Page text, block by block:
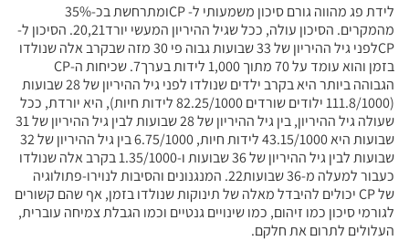
לידת פג מהווה גורם סיכון משמעותי ל- CPומתרחשת בכ-35%
מהמקרים. הסיכון עולה, ככל שגיל ההיריון המעשי יורד20,21. הסיכון ל-
CPלפני גיל ההיריון של 33 שבועות גבוה פי 30 מזה שבקרב אלה שנולדו
בזמן והוא עומד על 70 מתוך 1,000 לידות בערך7. שכיחות ה-CP
הגבוהה ביותר היא בקרב ילדים שנולדו לפני גיל ההיריון של 28 שבועות
(111.8/1000 ילודים שורדים 82.25/1000 לידות חיות), היא יורדת, ככל
שעולה גיל ההיריון, בין גיל ההיריון של 28 שבועות לבין גיל ההיריון של 31
שבועות היא 43.15/1000 לידות חיות, 6.75/1000 בין גיל ההיריון של 32
שבועות לבין גיל ההיריון של 36 שבועות ו-1.35/1000 בקרב אלה שנולדו
כעבור למעלה מ-36 שבועות22. המנגנונים והסיבות לנוירו-פתולוגיה
של CP יכולים להיבדל מאלה של תינוקות שנולדו בזמן, אף שהם קשורים
לגורמי סיכון כמו זיהום, כמו שינויים גנטיים וכמו הגבלת צמיחה עוברית,
העלולים לתרום את חלקם.